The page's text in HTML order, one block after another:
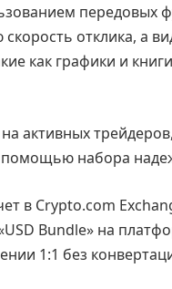
передовых
отклика, а
как графики и
активных
набора
в Crypto.com
Bundle» на
1:1 без